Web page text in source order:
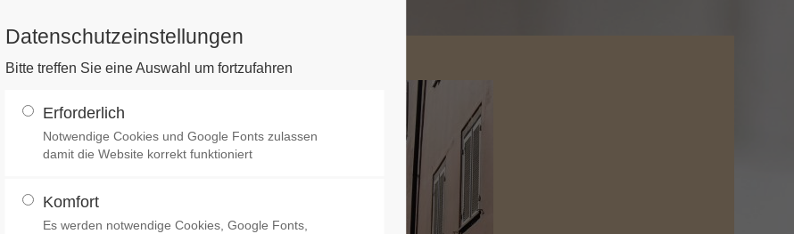
Datenschutzeinstellungen
Bitte treffen Sie eine Auswahl um fortzufahren
Erforderlich
Notwendige Cookies und Google Fonts zulassen
damit die Website korrekt funktioniert
Komfort
Es werden notwendige Cookies, Google Fonts,